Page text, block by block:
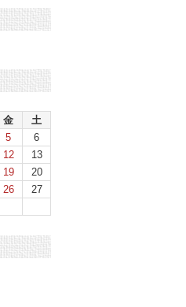
金
土
5
6
12
13
19
20
26
27